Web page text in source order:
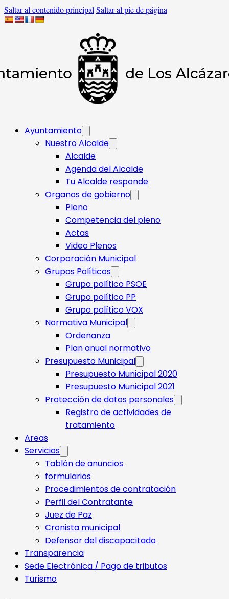
Saltar al contenido principal Saltar al pie de página
Ayuntamiento
Nuestro Alcalde
Alcalde
Agenda del Alcalde
Tu Alcalde responde​
Organos de gobierno
Pleno
Competencia del pleno
Actas
Video Plenos
Corporación Municipal
Grupos Políticos
Grupo político PSOE
Grupo político PP
Grupo político VOX
Normativa Municipal
Ordenanza
Plan anual normativo
Presupuesto Municipal
Presupuesto Municipal 2020
Presupuesto Municipal 2021
Protección de datos personales
Registro de actividades de
tratamiento
Areas
Servicios
Tablón de anuncios
formularios
Procedimientos de contratación
Perfil del Contratante
Juez de Paz
Cronista municipal
Defensor del discapacitado
Transparencia
Sede Electrónica / Pago de tributos
Turismo